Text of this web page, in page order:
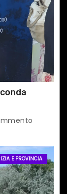
E PROVINCIA